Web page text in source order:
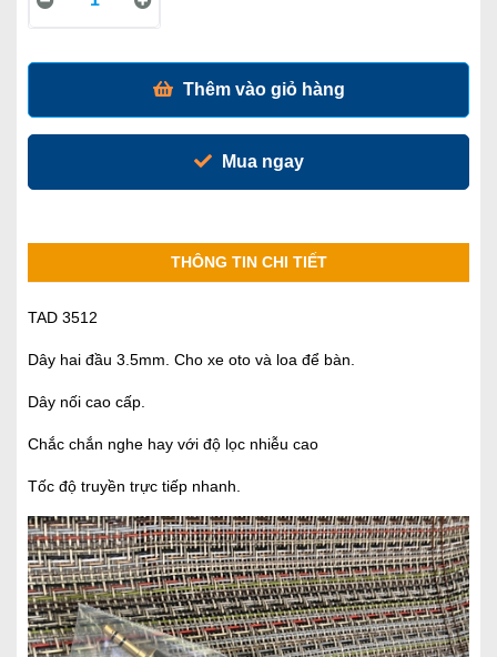
Thêm vào giỏ hàng
Mua ngay
THÔNG TIN CHI TIẾT
TAD 3512
Dây hai đầu 3.5mm. Cho xe oto và loa để bàn.
Dây nối cao cấp.
Chắc chắn nghe hay với độ lọc nhiễu cao
Tốc độ truyền trực tiếp nhanh.